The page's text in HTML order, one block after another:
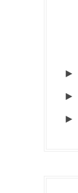
►
►
►